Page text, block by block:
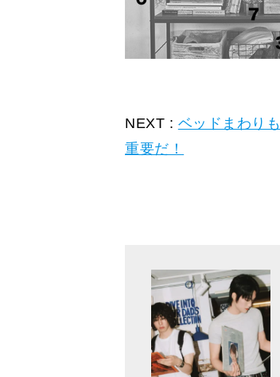
NEXT : ベッドまわりも
重要だ！